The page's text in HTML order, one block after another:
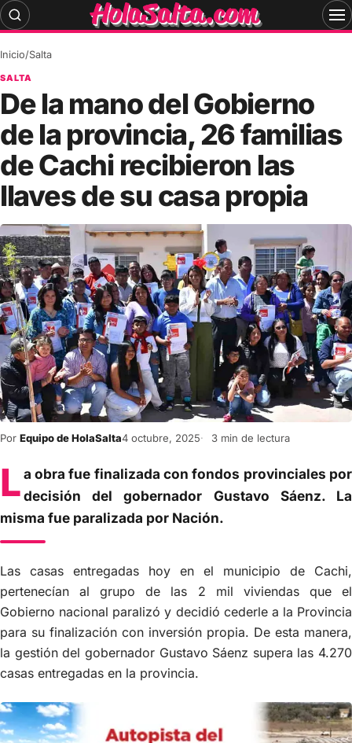
Skip
to
Inicio/Salta
SALTA
De la mano del Gobierno
de la provincia, 26 familias
de Cachi recibieron las
llaves de su casa propia
Por Equipo de HolaSalta4 octubre, 2025 3 min de lectura
La obra fue finalizada con fondos provinciales por
decisión del gobernador Gustavo Sáenz. La
misma fue paralizada por Nación.
Las casas entregadas hoy en el municipio de Cachi,
pertenecían al grupo de las 2 mil viviendas que el
Gobierno nacional paralizó y decidió cederle a la Provincia
para su finalización con inversión propia. De esta manera,
la gestión del gobernador Gustavo Sáenz supera las 4.270
casas entregadas en la provincia.